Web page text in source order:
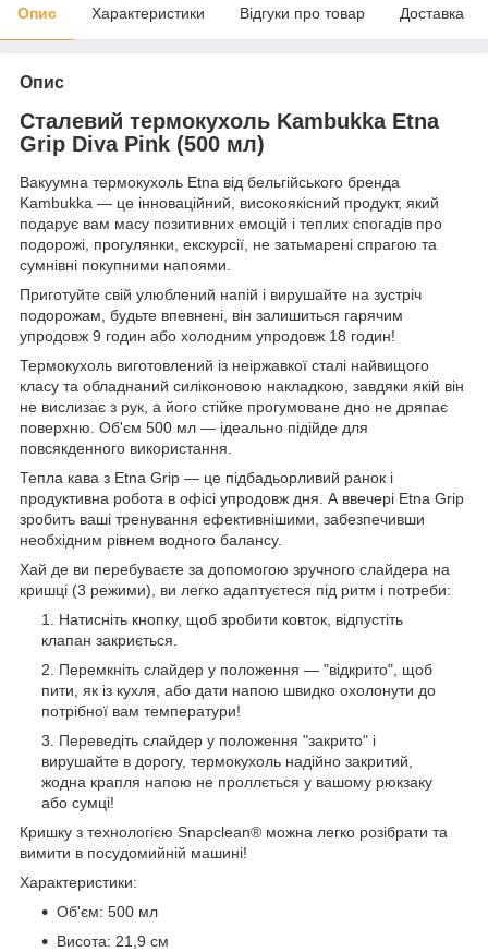
Опис Характеристики Відгуки про товар Доставка
Опис
Сталевий термокухоль Kambukka Etna
Grip Diva Pink (500 мл)
Вакуумна термокухоль Etna від бельгійського бренда
Kambukka — це інноваційний, високоякісний продукт, який
подарує вам масу позитивних емоцій і теплих спогадів про
подорожі, прогулянки, екскурсії, не затьмарені спрагою та
сумнівні покупними напоями.
Приготуйте свій улюблений напій і вирушайте на зустріч
подорожам, будьте впевнені, він залишиться гарячим
упродовж 9 годин або холодним упродовж 18 годин!
Термокухоль виготовлений із неіржавкої сталі найвищого
класу та обладнаний силіконовою накладкою, завдяки якій він
не вислизає з рук, а його стійке прогумоване дно не дряпає
поверхню. Об'єм 500 мл — ідеально підійде для
повсякденного використання.
Тепла кава з Etna Grip — це підбадьорливий ранок і
продуктивна робота в офісі упродовж дня. А ввечері Etna Grip
зробить ваші тренування ефективнішими, забезпечивши
необхідним рівнем водного балансу.
Хай де ви перебуваєте за допомогою зручного слайдера на
кришці (3 режими), ви легко адаптуєтеся під ритм і потреби:
Натисніть кнопку, щоб зробити ковток, відпустіть
клапан закриється.
Перемкніть слайдер у положення — "відкрито", щоб
пити, як із кухля, або дати напою швидко охолонути до
потрібної вам температури!
Переведіть слайдер у положення "закрито" і
вирушайте в дорогу, термокухоль надійно закритий,
жодна крапля напою не проллється у вашому рюкзаку
або сумці!
Кришку з технологією Snapclean® можна легко розібрати та
вимити в посудомийній машині!
Характеристики:
Об'єм: 500 мл
Висота: 21,9 см